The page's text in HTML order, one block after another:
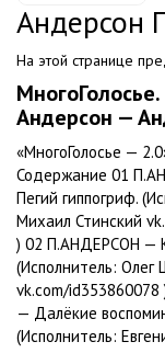
Андерсон
На этой странице
Андерсон —
«МногоГолосье —
Содержание 01
Пегий гиппогриф.
Михаил Стинский
) 02 П.АНДЕРСОН —
(Исполнитель: Олег
vk.com/
— Далёкие
(Исполнитель: